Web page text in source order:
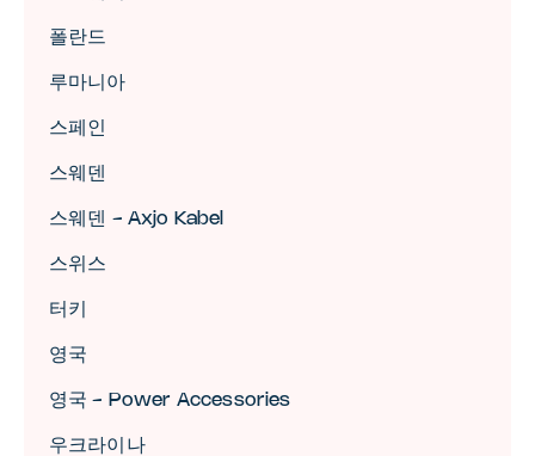
폴란드
루마니아
스페인
스웨덴
스웨덴 - Axjo Kabel
스위스
터키
영국
영국 - Power Accessories
우크라이나